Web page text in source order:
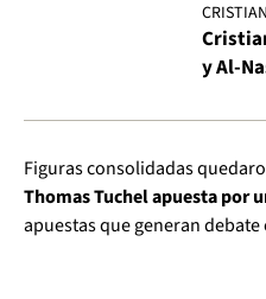
y Al-
Figuras consolidadas
Thomas Tuchel apuesta por
apuestas que generan